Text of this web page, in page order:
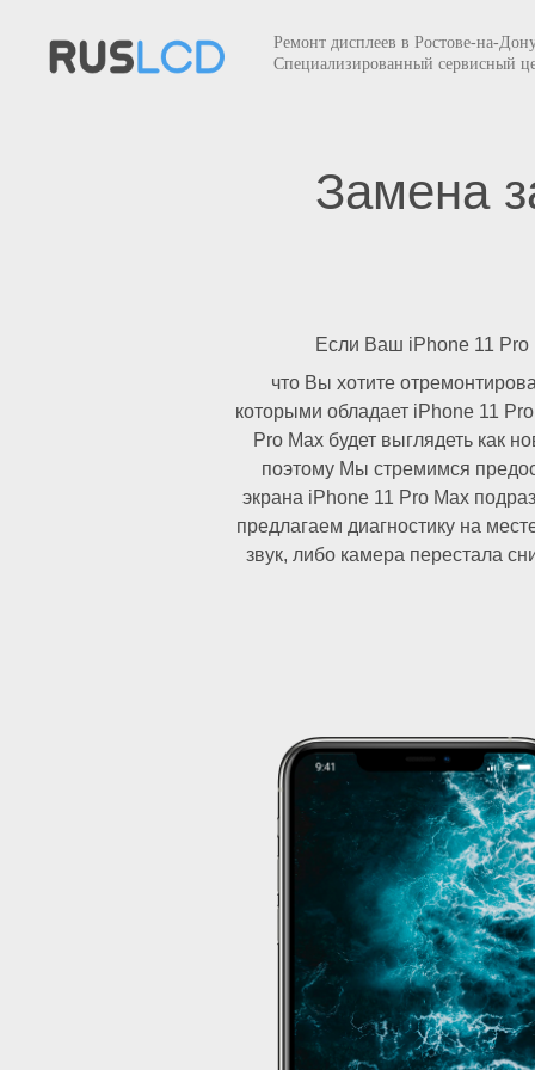
Ремонт дисплеев в Ростове-на-
Специализированный сервисный
Замена
Если Ваш iPhone 11 Pro
что Вы хотите
которыми обладает iPhone 11
Pro Max будет выглядеть как
поэтому Мы стремимся
экрана iPhone 11 Pro Max
предлагаем диагностику на
звук, либо камера перестала